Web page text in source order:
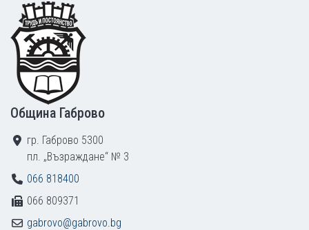
Footer
Община Габрово
гр. Габрово 5300
пл. „Възраждане“ № 3
066 818400
066 809371
gabrovo@gabrovo.bg